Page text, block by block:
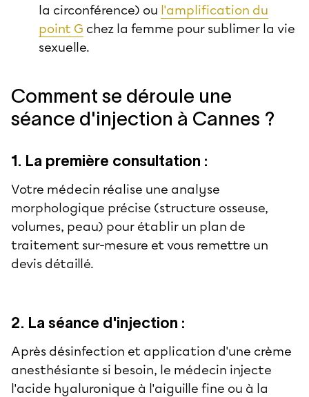
la circonférence) ou l'amplification du
point G chez la femme pour sublimer la vie
sexuelle.
Comment se déroule une
séance d'injection à Cannes ?
1. La première consultation :
Votre médecin réalise une analyse
morphologique précise (structure osseuse,
volumes, peau) pour établir un plan de
traitement sur-mesure et vous remettre un
devis détaillé.
2. La séance d'injection :
Après désinfection et application d'une crème
anesthésiante si besoin, le médecin injecte
l'acide hyaluronique à l'aiguille fine ou à la